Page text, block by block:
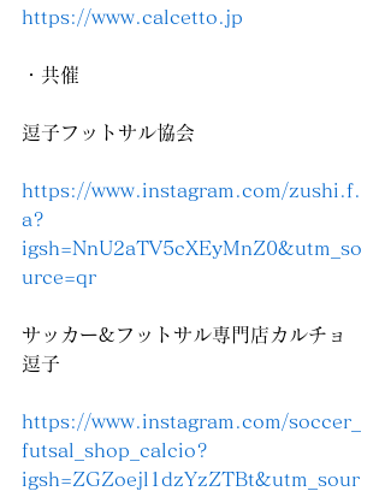
https://www.calcetto.jp
・共催
逗子フットサル協会
https://www.instagram.com/zushi.f.
a?
igsh=NnU2aTV5cXEyMnZ0&utm_so
urce=qr
サッカー&フットサル専門店カルチョ
逗子
https://www.instagram.com/soccer_
futsal_shop_calcio?
igsh=ZGZoejl1dzYzZTBt&utm_sour